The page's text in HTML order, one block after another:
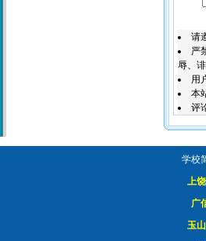
请
严
辱、
用
本
评
学校
上
广
玉